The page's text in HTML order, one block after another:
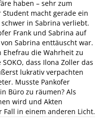
haben – sehr zum
Student macht gerade ein
in Sabrina verliebt.
Frank und Sabrina auf
Sabrina enttäuscht war.
die Wahrheit zu
dass Ilona Zoller das
lukrativ verpachten
Musste Pankofer
Büro zu räumen? Als
wird und Akten
in einem anderen Licht.